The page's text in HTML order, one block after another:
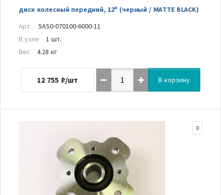
диск колесный передний, 12" (черный / MATTE BLACK)
Арт.
5AS0-070100-6000-11
В узле
1 шт.
Вес
4.28 кг
12 755 ₽/шт В корзину
8